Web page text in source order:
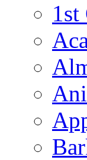
1st